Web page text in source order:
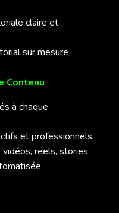
claire et
sur mesure
Contenu
à chaque
et professionnels
vidéos, reels, stories